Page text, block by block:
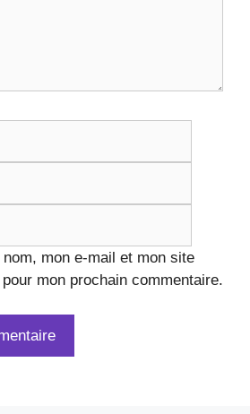
mon e-mail et mon site
mon prochain commentaire.